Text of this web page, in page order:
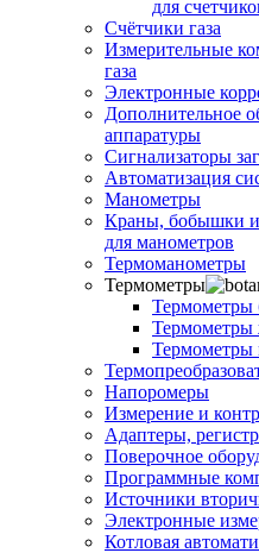
для
Счётчики газа
Измерительные
газа
Электронные
Дополнительное
аппаратуры
Сигнализаторы
Автоматизация
Манометры
Краны, бобышки и
для манометров
Термоманометры
Термометры
Термометры
Термометры
Термометры
Напоромеры
Измерение и
Адаптеры,
Поверочное
Программные
Источники
Электронные
Котловая